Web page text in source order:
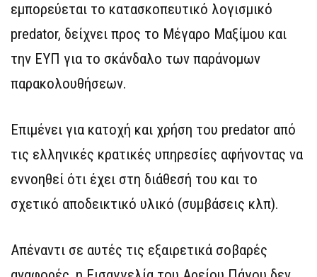
εμπορεύεται το κατασκοπευτικό λογισμικό
predator, δείχνει προς το Μέγαρο Μαξίμου και
την ΕΥΠ για το σκάνδαλο των παράνομων
παρακολουθήσεων.
Επιμένει για κατοχή και χρήση του predator από
τις ελληνικές κρατικές υπηρεσίες αφήνοντας να
εννοηθεί ότι έχει στη διάθεσή του και το
σχετικό αποδεικτικό υλικό (συμβάσεις κλπ).
Απέναντι σε αυτές τις εξαιρετικά σοβαρές